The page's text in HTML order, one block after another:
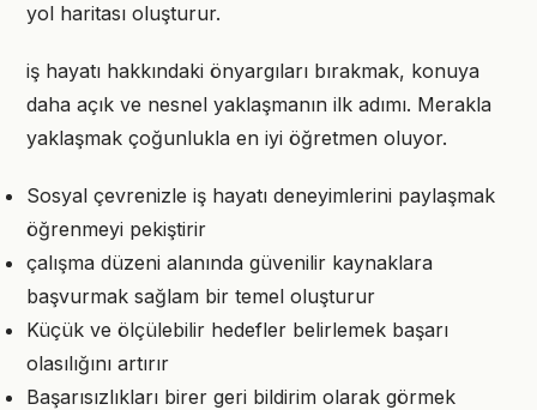
yol haritası oluşturur.
iş hayatı hakkındaki önyargıları bırakmak, konuya
daha açık ve nesnel yaklaşmanın ilk adımı. Merakla
yaklaşmak çoğunlukla en iyi öğretmen oluyor.
Sosyal çevrenizle iş hayatı deneyimlerini paylaşmak
öğrenmeyi pekiştirir
çalışma düzeni alanında güvenilir kaynaklara
başvurmak sağlam bir temel oluşturur
Küçük ve ölçülebilir hedefler belirlemek başarı
olasılığını artırır
Başarısızlıkları birer geri bildirim olarak görmek